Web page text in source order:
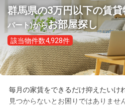
群馬県の3万円以下の賃貸
パート)からお部屋探し
該当物件数4,928件
毎月の家賃をできるだけ抑えたいけ
見つからないとお困りではありませ